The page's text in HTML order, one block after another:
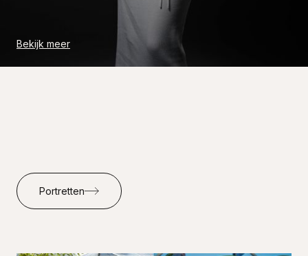
Bekijk meer
Portretten